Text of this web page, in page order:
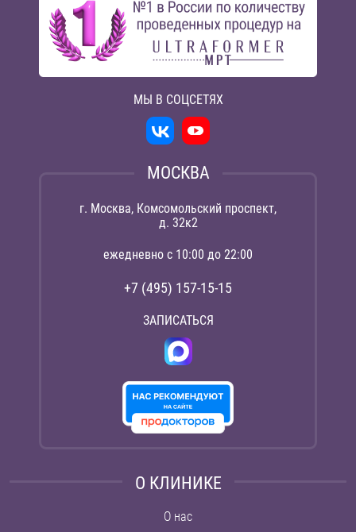
МЫ В СОЦСЕТЯХ
МОСКВА
г. Москва, Комсомольский проспект,
д. 32к2
ежедневно с 10:00 до 22:00
+7 (495) 157-15-15
ЗАПИСАТЬСЯ
О КЛИНИКЕ
О нас